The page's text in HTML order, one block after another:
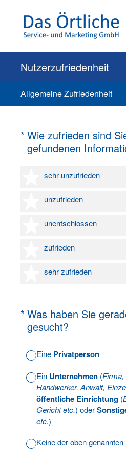
Nutzerzufriedenheit
Allgemeine Zufriedenheit
* Wie zufrieden sind
gefundenen
(Erforderlich.)
sehr unzufrieden
1 Stern
unzufrieden
2 Sterne
unentschlossen
3 Sterne
zufrieden
4 Sterne
sehr zufrieden
5 Sterne
* Was haben Sie
gesucht?
(Erforderlich.)
Eine Privatperson
Ein Unternehmen (
Handwerker, Anwalt,
öffentliche Einrichtung (
Gericht etc.) oder
etc.)
Keine der oben genannten